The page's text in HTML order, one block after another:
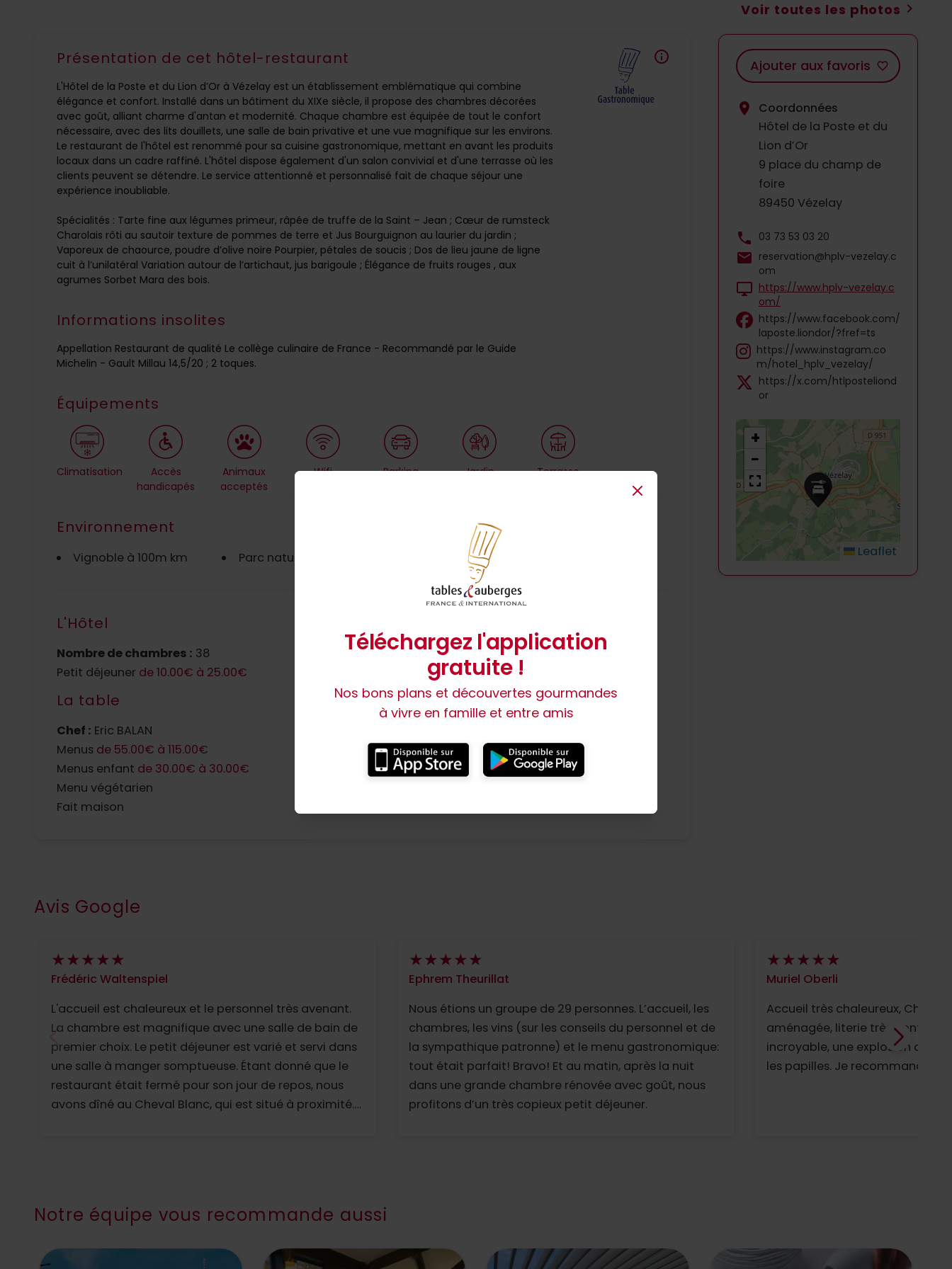
Voir toutes les photos chevron_right
Présentation de cet hôtel-restaurant
L'Hôtel de la Poste et du Lion d’Or à Vézelay est un établissement emblématique qui combine
élégance et confort. Installé dans un bâtiment du XIXe siècle, il propose des chambres décorées
avec goût, alliant charme d'antan et modernité. Chaque chambre est équipée de tout le confort
nécessaire, avec des lits douillets, une salle de bain privative et une vue magnifique sur les environs.
Le restaurant de l'hôtel est renommé pour sa cuisine gastronomique, mettant en avant les produits
locaux dans un cadre raffiné. L'hôtel dispose également d'un salon convivial et d'une terrasse où les
clients peuvent se détendre. Le service attentionné et personnalisé fait de chaque séjour une
expérience inoubliable.
Spécialités : Tarte fine aux légumes primeur, râpée de truffe de la Saint – Jean ; Cœur de rumsteck
Charolais rôti au sautoir texture de pommes de terre et Jus Bourguignon au laurier du jardin ;
Vaporeux de chaource, poudre d’olive noire Pourpier, pétales de soucis ; Dos de lieu jaune de ligne
cuit à l’unilatéral Variation autour de l’artichaut, jus barigoule ; Élégance de fruits rouges , aux
agrumes Sorbet Mara des bois.
Informations insolites
Appellation Restaurant de qualité Le collège culinaire de France - Recommandé par le Guide
Michelin - Gault Millau 14,5/20 ; 2 toques.
info
Équipements
Climatisation
Accès
handicapés
Animaux
acceptés
Wifi Parking Jardin Terrasse
Environnement
Vignoble à 100m km Parc naturel à 0 km Lac à 18 km
L'Hôtel
Nombre de chambres : 38
Petit déjeuner de 10.00€ à 25.00€
La table
Chef : Eric BALAN
Menus de 55.00€ à 115.00€
Menus enfant de 30.00€ à 30.00€
Menu végétarien
Fait maison
Nom de l’exploitant :Violaine LIVRY-LEVEL
Fermeture du restaurant le lundi et mardi.
Langues parlées : Modes de paiement :
Ajouter aux favoris favorite_border
location_on
Coordonnées
Hôtel de la Poste et du
Lion d’Or
9 place du champ de
foire
89450 Vézelay
phone 03 73 53 03 20
mail reservation@hplv-vezelay.c
om
desktop_windows https://www.hplv-vezelay.c
om/
https://www.facebook.com/
laposte.liondor/?fref=ts
https://www.instagram.co
m/hotel_hplv_vezelay/
https://x.com/htlposteliond
or
+
−
Leaflet
Avis Google
Frédéric Waltenspiel
L'accueil est chaleureux et le personnel très avenant.
La chambre est magnifique avec une salle de bain de
premier choix. Le petit déjeuner est varié et servi dans
une salle à manger somptueuse. Étant donné que le
restaurant était fermé pour son jour de repos, nous
avons dîné au Cheval Blanc, qui est situé à proximité.
Ephrem Theurillat
Nous étions un groupe de 29 personnes. L’accueil, les
chambres, les vins (sur les conseils du personnel et de
la sympathique patronne) et le menu gastronomique:
tout était parfait! Bravo! Et au matin, après la nuit
dans une grande chambre rénovée avec goût, nous
profitons d’un très copieux petit déjeuner.
Muriel Oberli
Accueil très chaleureux,
aménagée, literie très
incroyable, une explosion de
les papilles. Je recommande
Notre équipe vous recommande aussi
Close
Téléchargez l'application
gratuite !
Nos bons plans et découvertes gourmandes
à vivre en famille et entre amis